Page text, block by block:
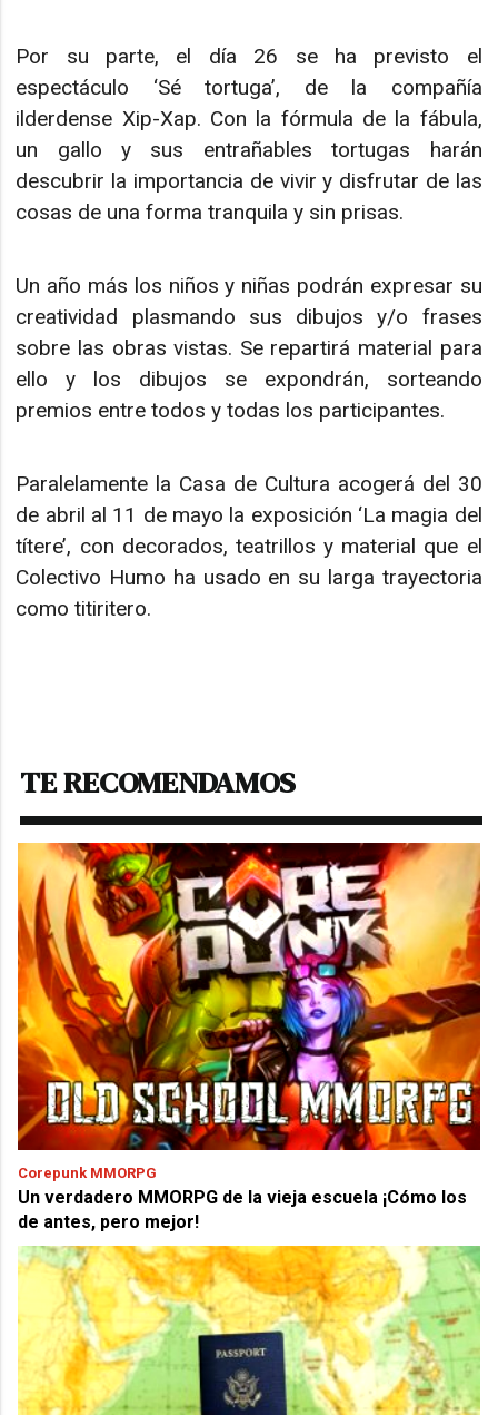
Por su parte, el día 26 se ha previsto el
espectáculo ‘Sé tortuga’, de la compañía
ilderdense Xip-Xap. Con la fórmula de la fábula,
un gallo y sus entrañables tortugas harán
descubrir la importancia de vivir y disfrutar de las
cosas de una forma tranquila y sin prisas.
Un año más los niños y niñas podrán expresar su
creatividad plasmando sus dibujos y/o frases
sobre las obras vistas. Se repartirá material para
ello y los dibujos se expondrán, sorteando
premios entre todos y todas los participantes.
Paralelamente la Casa de Cultura acogerá del 30
de abril al 11 de mayo la exposición ‘La magia del
títere’, con decorados, teatrillos y material que el
Colectivo Humo ha usado en su larga trayectoria
como titiritero.
TE RECOMENDAMOS
Corepunk MMORPG
Un verdadero MMORPG de la vieja escuela ¡Cómo los
de antes, pero mejor!